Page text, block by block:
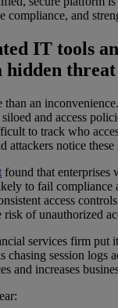
compliance, and
IT tools
hidden threat
than an
and access
to track who
attackers notice these
found that enterprises
to fail compliance
access
risk of unauthorized
services firm put
chasing session logs
and increases